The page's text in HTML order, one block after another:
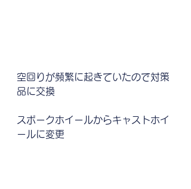
空回りが頻繁に起きていたので対策
品に交換
スポークホイールからキャストホイ
ールに変更